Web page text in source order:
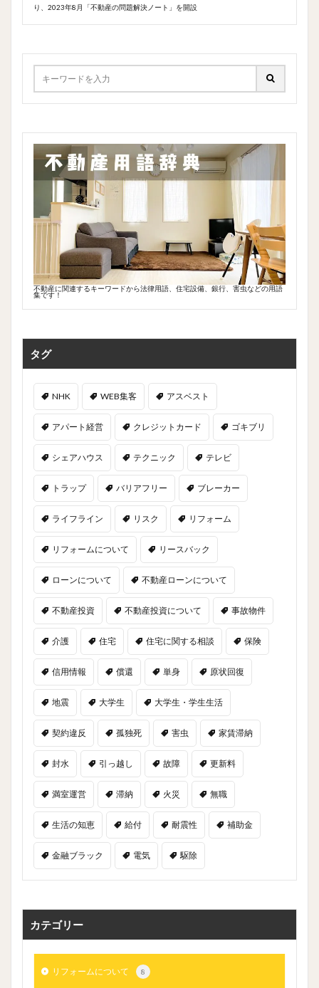
り、2023年8月「不動産の問題解決ノート」を開設
不動産に関連するキーワードから法律用語、住宅設備、銀行、害虫などの用語
集です！
タグ
NHK WEB集客 アスベスト
アパート経営 クレジットカード ゴキブリ
シェアハウス テクニック テレビ
トラップ バリアフリー ブレーカー
ライフライン リスク リフォーム
リフォームについて リースバック
ローンについて 不動産ローンについて
不動産投資 不動産投資について 事故物件
介護 住宅 住宅に関する相談 保険
信用情報 償還 単身 原状回復
地震 大学生 大学生・学生生活
契約違反 孤独死 害虫 家賃滞納
封水 引っ越し 故障 更新料
満室運営 滞納 火災 無職
生活の知恵 給付 耐震性 補助金
金融ブラック 電気 駆除
カテゴリー
リフォームについて 8